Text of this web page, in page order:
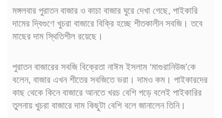
মঙ্গলবার পুরাতন বাজার ও কাচা বাজার ঘুরে দেখা গেছে, পাইকারি
দামের দ্বিগুণে খুচরা বাজারে বিক্রি হচ্ছে শীতকালীন সবজি। তবে
মাছের দাম স্থিতিশীল রয়েছে।
পুরাতন বাজারের সবজি বিক্রেতা নাঈম ইসলাম ‘মাগুরানিউজ’কে
বলেন, বাজার এখন শীতের সবজিতে ভরা। দামও কম। পাইকারদের
কাছ থেকে কিনে বাজারে আনতে খরচ বেশি পড়ে বলেই পাইকারির
তুলনায় খুচরা বাজারে দাম কিছুটা বেশি বলে জানালেন তিনি।